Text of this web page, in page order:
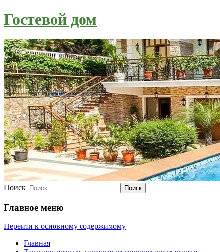
Гостевой дом
Поиск
Главное меню
Перейти к основному содержимому
Главная